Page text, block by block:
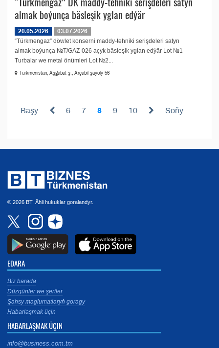
almak boýunça bäsleşik yglan edýär
20.05.2026
03.07.2026
“Türkmengaz” döwlet konserni maddy-tehniki serişdeleri satyn
almak boýunça №T/GAZ-026 açyk bäsleşik yglan edýär Lot №1 –
Turbalar we metal önümleri Lot №2...
Türkmenistan, Aşgabat ş., Arçabil şaýoly 56
Başy 6 7 8 9 10 Soňy
© 2026 BT. Ähli hukuklar goralandyr.
EDARA
Biz barada
Düzgünler we şertler
Şahsy maglumatlaryň goragy
Habarlaşmak üçin
HABARLAŞMAK ÜÇIN
info@business.com.tm